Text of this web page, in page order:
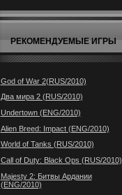
РЕКОМЕНДУЕМЫЕ ИГРЫ
God of War 2(RUS/2010)
Два мира 2 (RUS/2010)
Undertown (ENG/2010)
Alien Breed: Impact (ENG/2010)
World of Tanks (RUS/2010)
Call of Duty: Black Ops (RUS/2010)
Majesty 2: Битвы Ардании
(ENG/2010)